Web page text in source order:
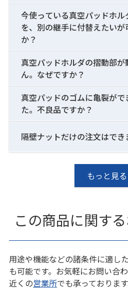
今使っている真空パッドホル
を、別の継手に付替えたいが
か？
真空パッドホルダの摺動部が
ん。なぜですか？
真空パッドのゴムに亀裂がで
た。不良品ですか？
隔壁ナットだけの注文はでき
もっと見る
この商品に関す
用途や機能などの諸条件に適し
も可能です。お気軽にお問い合わ
近くの営業所でも承っております